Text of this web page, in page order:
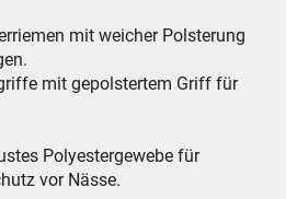
mit weicher Polsterung
mit gepolstertem Griff für
Polyestergewebe für
vor Nässe.